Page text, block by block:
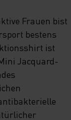
MINI
Frauen bist
bestens
ist
Jacquard-